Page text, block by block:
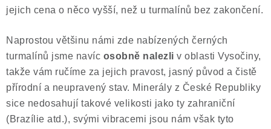
jejich cena o něco vyšší, než u turmalínů bez zakončení.
Naprostou většinu námi zde nabízených černých
turmalínů jsme navíc osobně nalezli v oblasti Vysočiny,
takže vám ručíme za jejich pravost, jasný původ a čistě
přírodní a neupravený stav. Minerály z České Republiky
sice nedosahují takové velikosti jako ty zahraniční
(Brazílie atd.), svými vibracemi jsou nám však tyto